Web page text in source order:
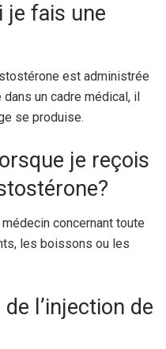
je fais une
est administrée
un cadre médical, il
se produise.
je reçois
concernant toute
les boissons ou les
l’injection de